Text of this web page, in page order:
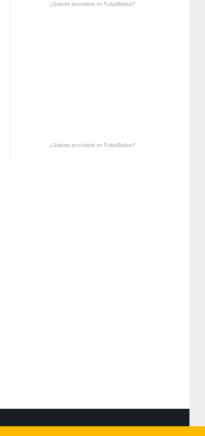
¿Quieres anunciarte en FutbolBalear?
¿Quieres anunciarte en FutbolBalear?